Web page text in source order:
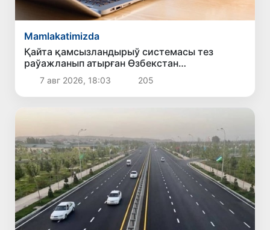
Mamlakatimizda
Қайта қамсызландырыў системасы тез
раўажланып атырған Өзбекстан
экономикасы ушын не береди?
7 авг 2026, 18:03 205